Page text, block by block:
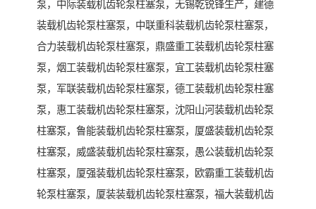
泵，中际装载机齿轮泵柱塞泵，无锡乾锐锋生产，建德
装载机齿轮泵柱塞泵，中联重科装载机齿轮泵柱塞泵，
合力装载机齿轮泵柱塞泵，鼎盛重工装载机齿轮泵柱塞
泵，烟工装载机齿轮泵柱塞泵，宜工装载机齿轮泵柱塞
泵，军联装载机齿轮泵柱塞泵，德工装载机齿轮泵柱塞
泵，惠工装载机齿轮泵柱塞泵，沈阳山河装载机齿轮泵
柱塞泵，鲁能装载机齿轮泵柱塞泵，厦盛装载机齿轮泵
柱塞泵，威盛装载机齿轮泵柱塞泵，愚公装载机齿轮泵
柱塞泵，厦强装载机齿轮泵柱塞泵，欧霸重工装载机齿
轮泵柱塞泵，厦装装载机齿轮泵柱塞泵，福大装载机齿